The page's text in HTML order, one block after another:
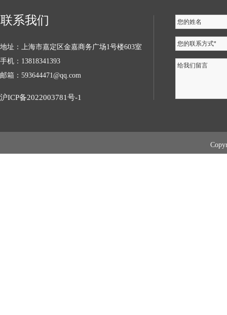
沪ICP备2022003781号-1
您的姓名
您的联系方式*
给我们留言
联系我们
地址：上海市嘉定区金嘉商务广场1号楼603室
手机：13818341393
邮箱：593644471@qq.com